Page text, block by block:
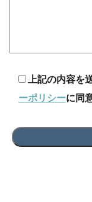
上記の内容を
ーポリシーに同